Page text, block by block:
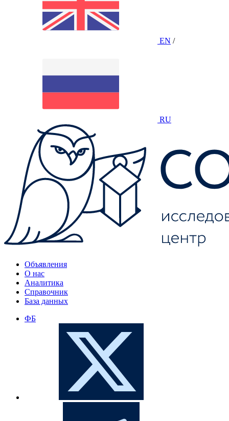
EN /
RU
Объявления
О нас
Аналитика
Справочник
База данных
ФБ